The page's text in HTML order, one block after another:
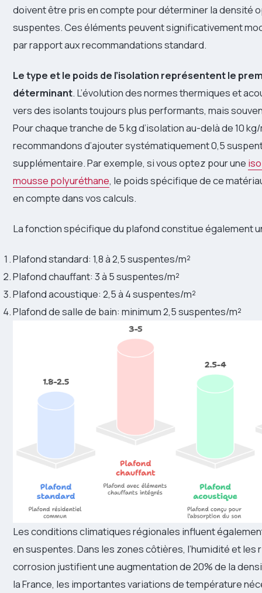
doivent être pris en compte pour déterminer la densité
suspentes. Ces éléments peuvent significativement
par rapport aux recommandations standard.
Le type et le poids de l’isolation représentent le
déterminant. L’évolution des normes thermiques et
vers des isolants toujours plus performants, mais
Pour chaque tranche de 5 kg d’isolation au-delà de 10
recommandons d’ajouter systématiquement 0,5
supplémentaire. Par exemple, si vous optez pour une
mousse polyuréthane, le poids spécifique de ce
en compte dans vos calculs.
La fonction spécifique du plafond constitue également
Plafond standard: 1,8 à 2,5 suspentes/m²
Plafond chauffant: 3 à 5 suspentes/m²
Plafond acoustique: 2,5 à 4 suspentes/m²
Plafond de salle de bain: minimum 2,5 suspentes/m²
Les conditions climatiques régionales influent
en suspentes. Dans les zones côtières, l’humidité et les
corrosion justifient une augmentation de 20% de la
la France, les importantes variations de température